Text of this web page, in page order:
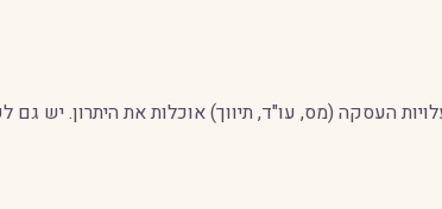
להישאר בנכס לפחות 7–10 שנים. בטווח קצר יותר, עלויות העסקה (מס, עו"ד, תיווך) אוכלות את